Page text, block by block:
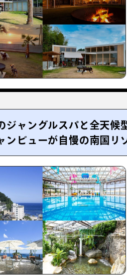
ジャングルスパと全天候
ンビューが自慢の南国リ